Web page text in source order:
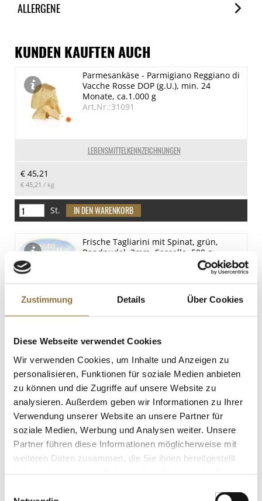
Zustimmung Details Über Cookies
Diese Webseite verwendet Cookies
Wir verwenden Cookies, um Inhalte und Anzeigen zu
personalisieren, Funktionen für soziale Medien anbieten
zu können und die Zugriffe auf unsere Website zu
analysieren. Außerdem geben wir Informationen zu Ihrer
Verwendung unserer Website an unsere Partner für
soziale Medien, Werbung und Analysen weiter. Unsere
Partner führen diese Informationen möglicherweise mit
weiteren Daten zusammen, die Sie ihnen bereitgestellt
je 100g
Fett
6.6 g
davon gesättigte Fettsäuren
0.6 g
Kohlenhydrate
45.6 g
Eiweiß
5.9 g
Salz
0.2 g
ALLERGENE
Spuren / Enthalten
Schalenfrüchte (Mandel)
Enthalten
KUNDEN KAUFTEN AUCH
LEBENSMITTELKENNZEICHNUNGEN
Parmesankäse - Parmigiano Reggiano di
Vacche Rosse DOP (g.U.), min. 24
Monate, ca.1.000 g
Art.Nr.:31091
€ 45,21
€ 45,21 / kg
St.
LEBENSMITTELKENNZEICHNUNGEN
Frische Tagliarini mit Spinat, grün,
Bandnudel, 3mm, Sassella, 500 g
€ 6,18
St.
Agar-Agar Pulver, 1 kg
Art.Nr.:10057